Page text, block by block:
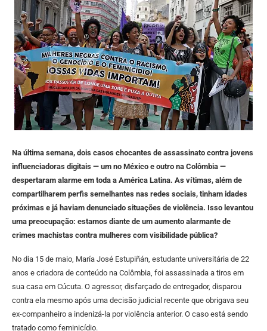
Na última semana, dois casos chocantes de assassinato contra jovens
influenciadoras digitais — um no México e outro na Colômbia —
despertaram alarme em toda a América Latina. As vítimas, além de
compartilharem perfis semelhantes nas redes sociais, tinham idades
próximas e já haviam denunciado situações de violência. Isso levantou
uma preocupação: estamos diante de um aumento alarmante de
crimes machistas contra mulheres com visibilidade pública?
No dia 15 de maio, María José Estupiñán, estudante universitária de 22
anos e criadora de conteúdo na Colômbia, foi assassinada a tiros em
sua casa em Cúcuta. O agressor, disfarçado de entregador, disparou
contra ela mesmo após uma decisão judicial recente que obrigava seu
ex-companheiro a indenizá-la por violência anterior. O caso está sendo
tratado como feminicídio.